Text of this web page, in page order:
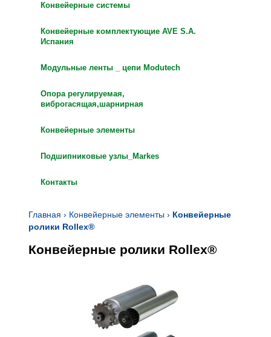
Конвейерные системы
Конвейерные комплектующие AVE S.A.
Испания
Модульные ленты _ цепи Modutech
Опора регулируемая,
виброгасящая,шарнирная
Конвейерные элементы
Подшипниковые узлы_Markes
Контакты
Главная › Конвейерные элементы › Конвейерные
ролики Rollex®
Конвейерные ролики Rollex®